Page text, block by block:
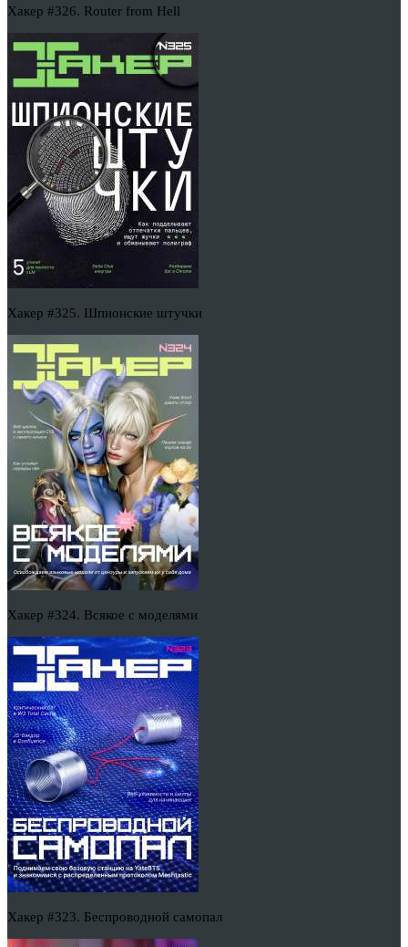
Хакер #326. Router from Hell
Хакер #325. Шпионские штучки
Хакер #324. Всякое с моделями
Хакер #323. Беспроводной самопал